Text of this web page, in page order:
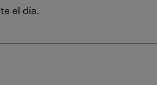
el día.